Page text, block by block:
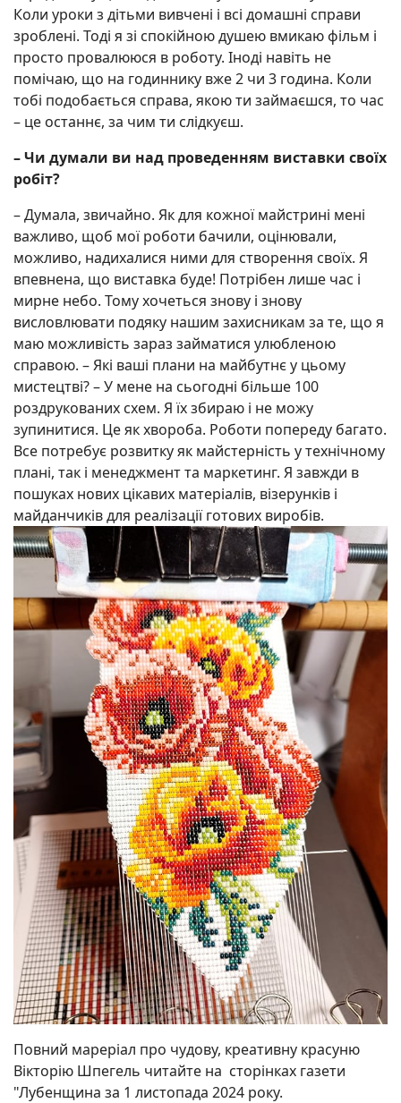
Коли уроки з дітьми вивчені і всі домашні справи
зроблені. Тоді я зі спокійною душею вмикаю фільм і
просто провалююся в роботу. Іноді навіть не
помічаю, що на годиннику вже 2 чи 3 година. Коли
тобі подобається справа, якою ти займаєшся, то час
– це останнє, за чим ти слідкуєш.
– Чи думали ви над проведенням виставки своїх
робіт?
– Думала, звичайно. Як для кожної майстрині мені
важливо, щоб мої роботи бачили, оцінювали,
можливо, надихалися ними для створення своїх. Я
впевнена, що виставка буде! Потрібен лише час і
мирне небо. Тому хочеться знову і знову
висловлювати подяку нашим захисникам за те, що я
маю можливість зараз займатися улюбленою
справою. – Які ваші плани на майбутнє у цьому
мистецтві? – У мене на сьогодні більше 100
роздрукованих схем. Я їх збираю і не можу
зупинитися. Це як хвороба. Роботи попереду багато.
Все потребує розвитку як майстерність у технічному
плані, так і менеджмент та маркетинг. Я завжди в
пошуках нових цікавих матеріалів, візерунків і
майданчиків для реалізації готових виробів.
Повний мареріал про чудову, креативну красуню
Вікторію Шпегель читайте на сторінках газети
"Лубенщина за 1 листопада 2024 року.